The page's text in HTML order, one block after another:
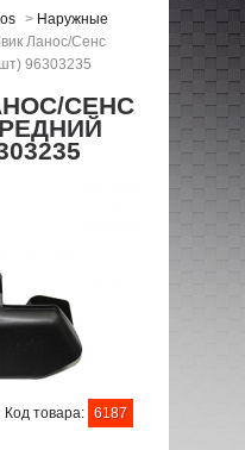
> Наружные
Ланос/Сенс
96303235
СЕНС
Код товара: 6187